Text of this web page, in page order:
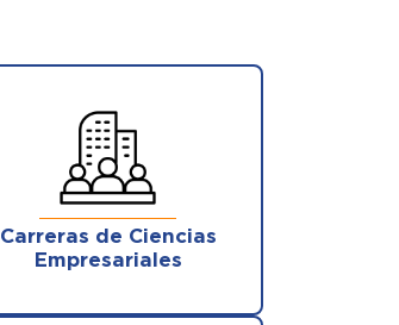
Carreras de Ciencias
Empresariales